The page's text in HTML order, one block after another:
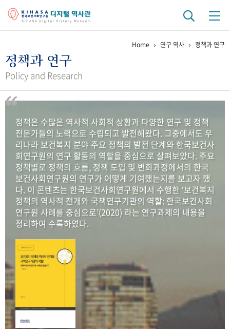
걸어온 길 기관 변천사
연구 역사
정책과 연구 키워드로 보는 연구 역사
연구자들
간행물 변천사
기록물 아카이브
사진 아카이브 문서 기록물 행정박물 영상 기록물
50+1주년 기념
성과 50선 숫자로 보는 50년
세계와 함께 한 KIHASA
VR 역사관
Home 연구 역사 정책과 연구
정책과 연구
Policy and Research
정책은 수많은 역사적 사회적 상황과 다양한 연구 및 정책
전문가들의 노력으로 수립되고 발전해왔다. 그중에서도 우
리나라 보건복지 분야 주요 정책의 발전 단계와 한국보건사
회연구원의 연구 활동의 역할을 중심으로 살펴보았다. 주요
정책별로 정책의 흐름, 정책 도입 및 변화과정에서의 한국
보건사회연구원의 연구가 어떻게 기여했는지를 보고자 했
다. 이 콘텐츠는 한국보건사회연구원에서 수행한 ‘보건복지
정책의 역사적 전개와 국책연구기관의 역할: 한국보건사회
연구원 사례를 중심으로’(2020) 라는 연구과제의 내용을
정리하여 수록하였다.